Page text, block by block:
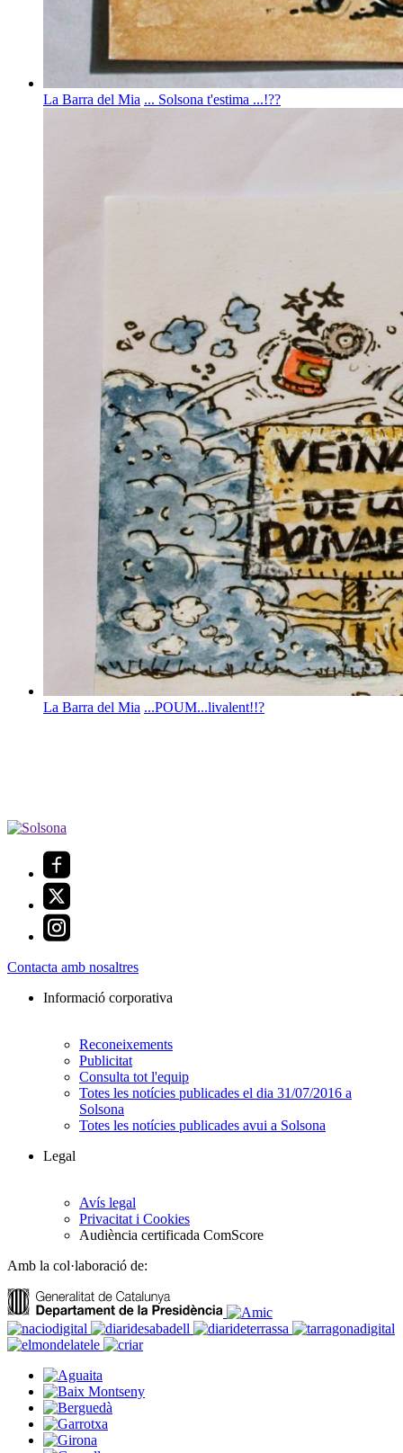
La Barra del Mia ... Solsona t'estima ...!??
La Barra del Mia ...POUM...livalent!!?
Contacta amb nosaltres
Informació corporativa
Reconeixements
Publicitat
Consulta tot l'equip
Totes les notícies publicades el dia 31/07/2016 a
Solsona
Totes les notícies publicades avui a Solsona
Legal
Avís legal
Privacitat i Cookies
Audiència certificada ComScore
Amb la col·laboració de: